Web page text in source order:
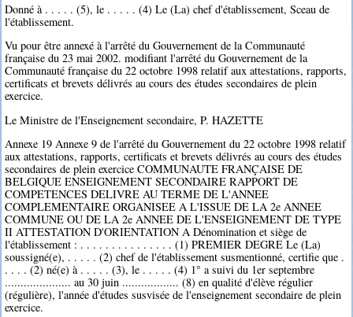
Donné à . . . . . (5), le . . . . . (4) Le (La) chef d'établissement, Sceau de
l'établissement.
Vu pour être annexé à l'arrêté du Gouvernement de la Communauté
française du 23 mai 2002. modifiant l'arrêté du Gouvernement de la
Communauté française du 22 octobre 1998 relatif aux attestations, rapports,
certificats et brevets délivrés au cours des études secondaires de plein
exercice.
Le Ministre de l'Enseignement secondaire, P. HAZETTE
Annexe 19 Annexe 9 de l'arrêté du Gouvernement du 22 octobre 1998 relatif
aux attestations, rapports, certificats et brevets délivrés au cours des études
secondaires de plein exercice COMMUNAUTE FRANÇAISE DE
BELGIQUE ENSEIGNEMENT SECONDAIRE RAPPORT DE
COMPETENCES DELIVRE AU TERME DE L'ANNEE
COMPLEMENTAIRE ORGANISEE A L'ISSUE DE LA 2e ANNEE
COMMUNE OU DE LA 2e ANNEE DE L'ENSEIGNEMENT DE TYPE
II ATTESTATION D'ORIENTATION A Dénomination et siège de
l'établissement : . . . . . . . . . . . . . . . (1) PREMIER DEGRE Le (La)
soussigné(e), . . . . . (2) chef de l'établissement susmentionné, certifie que .
. . . . (2) né(e) à . . . . . (3), le . . . . . (4) 1° a suivi du 1er septembre
..................... au 30 juin .................. (8) en qualité d'élève régulier
(régulière), l'année d'études susvisée de l'enseignement secondaire de plein
exercice.